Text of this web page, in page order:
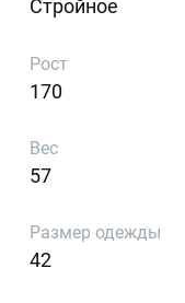
Стройное
Рост
170
Вес
57
Размер одежды
42